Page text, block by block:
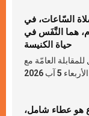
السّاعات، في
هما النَّفَس في
حياة الكنيسة
العامّة مع
5 آب 2026
هو عطاء شامل،